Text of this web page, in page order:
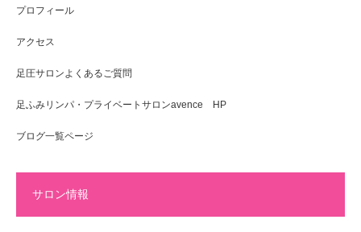
プロフィール
アクセス
足圧サロンよくあるご質問
足ふみリンパ・プライベートサロンavence HP
ブログ一覧ページ
サロン情報